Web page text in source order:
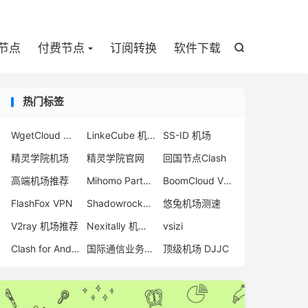

点 付费节点 订阅转换 软件下载
热门标签
WgetCloud 怎么样 LinkeCube 机场
SS-ID 机场
精灵学院机场
精灵学院官网
回国节点Clash
高端机场推荐
Mihomo Party 1.6.0
BoomCloud VPN
FlashFox VPN
Shadowrocket 机场
悠兔机场测速
V2ray 机场推荐
Nexitally 机场注册
vsizi
Clash for Android 官网地址
国际通信业务出入口局 顶级机场 DJJC